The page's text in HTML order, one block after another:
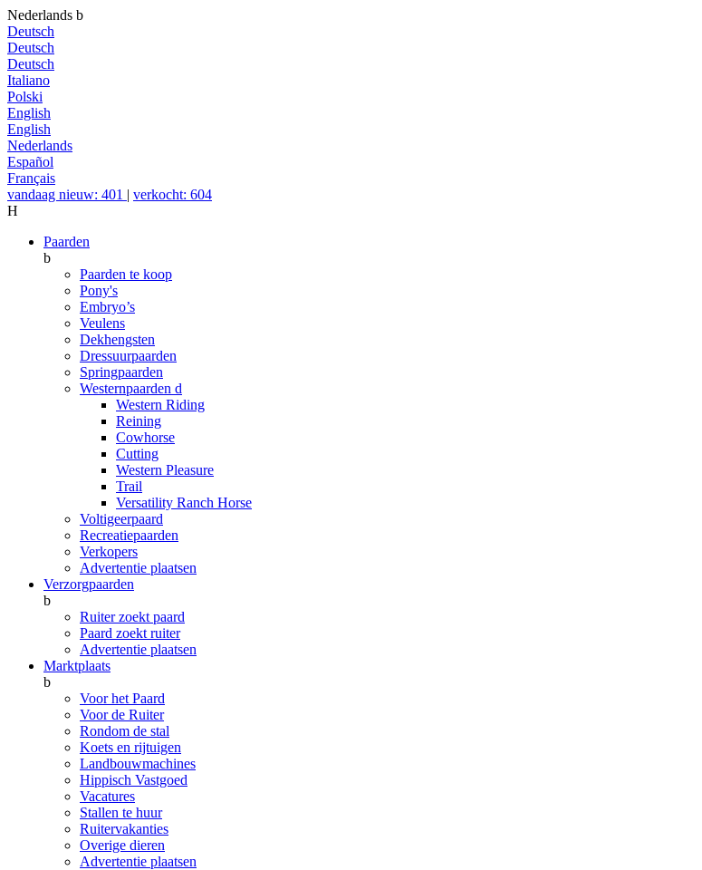
Nederlands b
Deutsch
Deutsch
Deutsch
Italiano
Polski
English
English
Nederlands
Español
Français
vandaag nieuw: 401 | verkocht: 604
H
Paarden
b
Paarden te koop
Pony's
Embryo’s
Veulens
Dekhengsten
Dressuurpaarden
Springpaarden
Westernpaarden d
Western Riding
Reining
Cowhorse
Cutting
Western Pleasure
Trail
Versatility Ranch Horse
Voltigeerpaard
Recreatiepaarden
Verkopers
Advertentie plaatsen
Verzorgpaarden
b
Ruiter zoekt paard
Paard zoekt ruiter
Advertentie plaatsen
Marktplaats
b
Voor het Paard
Voor de Ruiter
Rondom de stal
Koets en rijtuigen
Landbouwmachines
Hippisch Vastgoed
Vacatures
Stallen te huur
Ruitervakanties
Overige dieren
Advertentie plaatsen